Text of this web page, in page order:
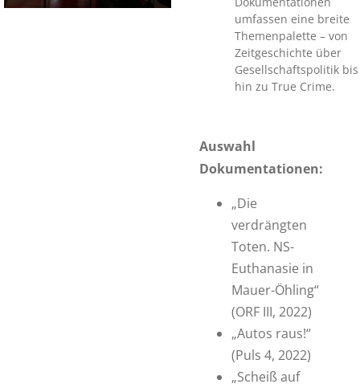
umfassen eine breite
Themenpalette – von
Zeitgeschichte über
Gesellschaftspolitik bis
hin zu True Crime.
Auswahl
Dokumentationen:
„Die
verdrängten
Toten. NS-
Euthanasie in
Mauer-Öhling“
(ORF III, 2022)
„Autos raus!“
(Puls 4, 2022)
„Scheiß auf